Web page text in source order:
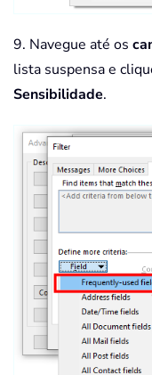
9. Navegue até os
lista suspensa e
Sensibilidade.